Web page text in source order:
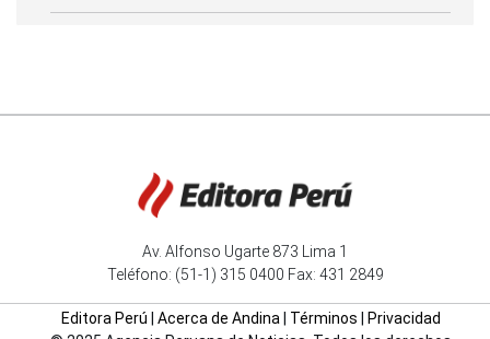
Av. Alfonso Ugarte 873 Lima 1
Teléfono: (51-1) 315 0400 Fax: 431 2849
Editora Perú Acerca de Andina Términos
Privacidad